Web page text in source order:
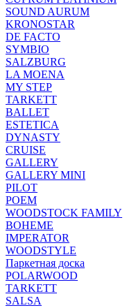
SOUND AURUM
KRONOSTAR
DE FACTO
SYMBIO
SALZBURG
LA MOENA
MY STEP
TARKETT
BALLET
ESTETICA
DYNASTY
CRUISE
GALLERY
GALLERY MINI
PILOT
POEM
WOODSTOCK FAMILY
BOHEME
IMPERATOR
WOODSTYLE
Паркетная доска
POLARWOOD
TARKETT
SALSA